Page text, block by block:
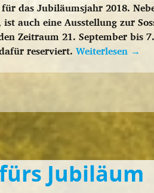
das Jubiläumsjahr 2018.
auch eine Ausstellung zur
Zeitraum 21. September bis
reserviert. Weiterlesen →
Jubiläum